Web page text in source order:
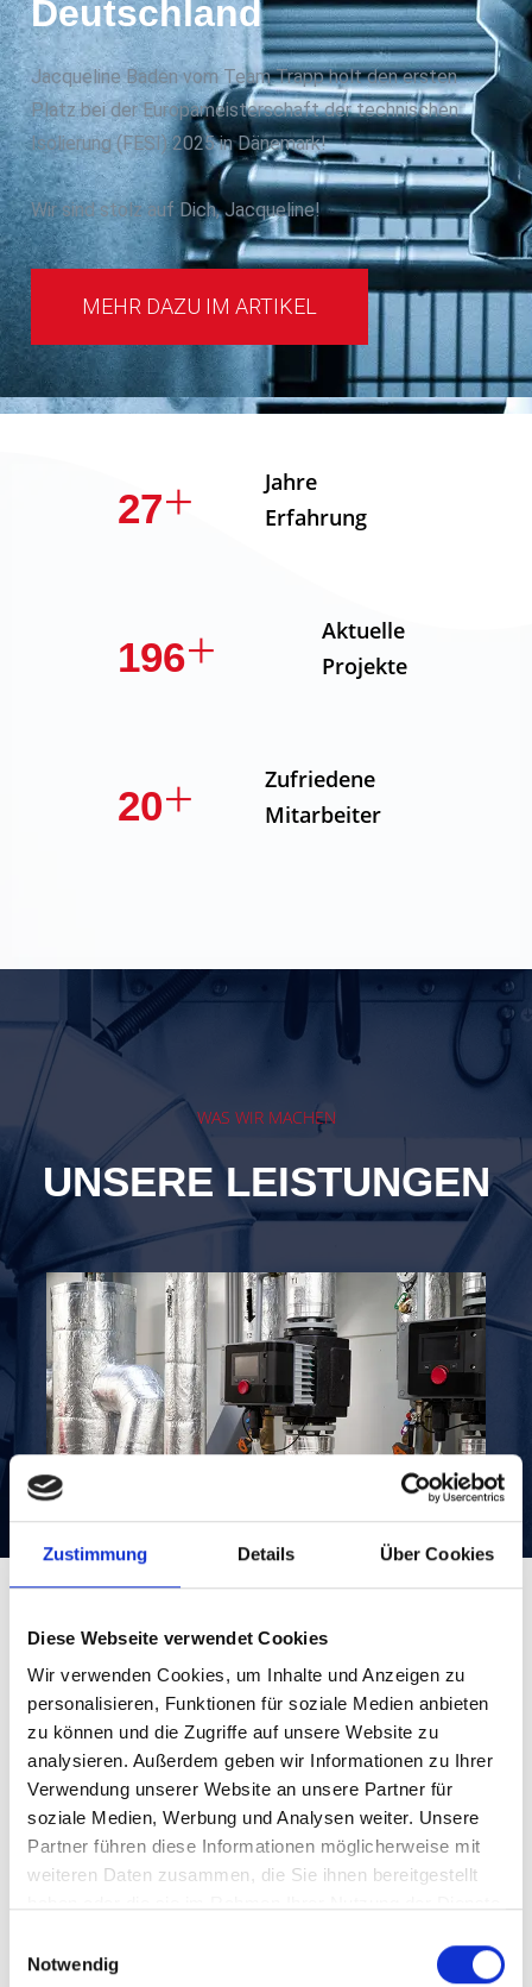
Zustimmung Details Über Cookies
Diese Webseite verwendet Cookies
Wir verwenden Cookies, um Inhalte und Anzeigen zu
personalisieren, Funktionen für soziale Medien anbieten
zu können und die Zugriffe auf unsere Website zu
analysieren. Außerdem geben wir Informationen zu Ihrer
Verwendung unserer Website an unsere Partner für
soziale Medien, Werbung und Analysen weiter. Unsere
Partner führen diese Informationen möglicherweise mit
weiteren Daten zusammen, die Sie ihnen bereitgestellt
Notwendig
Deutschland
Jacqueline Baden vom Team Trapp holt den ersten
Platz bei der Europameisterschaft der technischen
Isolierung (FESI) 2025 in Dänemark!
Wir sind stolz auf Dich, Jacqueline!
MEHR DAZU IM ARTIKEL
Jahre
Erfahrung
43
Aktuelle
Projekte
307
Zufriedene
Mitarbeiter
31
WAS WIR MACHEN
UNSERE LEISTUNGEN
Wärmedämmung